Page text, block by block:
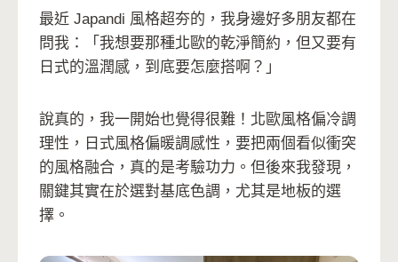
最近 Japandi 風格超夯的，我身邊好多朋友都在
問我：「我想要那種北歐的乾淨簡約，但又要有
日式的溫潤感，到底要怎麼搭啊？」
說真的，我一開始也覺得很難！北歐風格偏冷調
理性，日式風格偏暖調感性，要把兩個看似衝突
的風格融合，真的是考驗功力。但後來我發現，
關鍵其實在於選對基底色調，尤其是地板的選
擇。